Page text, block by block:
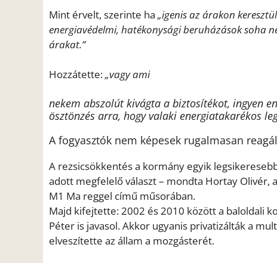
Mint érvelt, szerinte ha „igenis az árakon keresztül
energiavédelmi, hatékonysági beruházások soha
árakat.”
Hozzátette:„vagy ami
nekem abszolút kivágta a biztosítékot, ingyen
ösztönzés arra, hogy valaki energiatakarékos
A fogyasztók nem képesek rugalmasan
A rezsicsökkentés a kormány egyik
adott megfelelő választ – mondta Hortay Olivér,
M1 Ma reggel című műsorában.
Majd kifejtette: 2002 és 2010 között a baloldali
Péter is javasol. Akkor ugyanis privatizálták a
elveszítette az állam a mozgásterét.